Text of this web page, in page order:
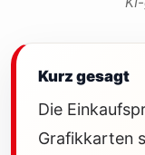
Kurz gesagt
Die
Grafikkarten